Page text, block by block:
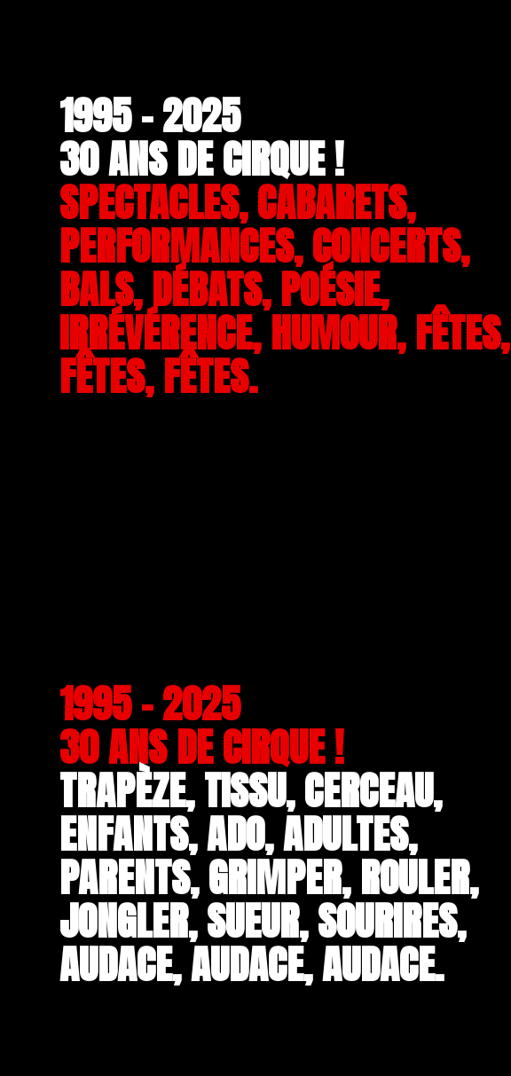
1995 - 2025
30 ANS DE CIRQUE !
SPECTACLES, CABARETS,
PERFORMANCES, CONCERTS,
BALS, DÉBATS, POÉSIE,
IRRÉVÉRENCE, HUMOUR, FÊTES,
FÊTES, FÊTES.
1995 - 2025
30 ANS DE CIRQUE !
TRAPÈZE, TISSU, CERCEAU,
ENFANTS, ADO, ADULTES,
PARENTS, GRIMPER, ROULER,
JONGLER, SUEUR, SOURIRES,
AUDACE, AUDACE, AUDACE.